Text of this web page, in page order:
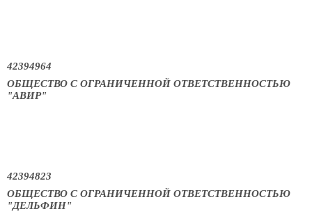
42394964
ОБЩЕСТВО С ОГРАНИЧЕННОЙ ОТВЕТСТВЕННОСТЬЮ
"АВИР"
42394823
ОБЩЕСТВО С ОГРАНИЧЕННОЙ ОТВЕТСТВЕННОСТЬЮ
"ДЕЛЬФИН"